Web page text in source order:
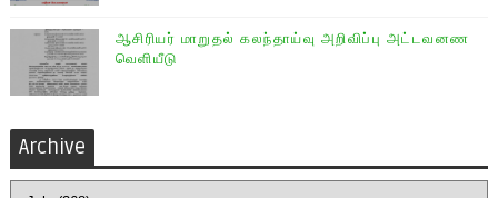
ஆசிரியர் மாறுதல் கலந்தாய்வு அறிவிப்பு அட்டவனண
வெளியீடு
Archive